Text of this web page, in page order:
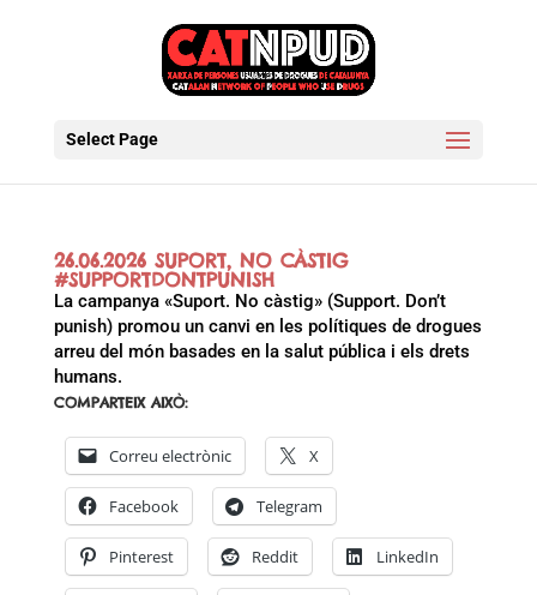
Select Page
26.06.2026 SUPORT, NO CÀSTIG
#SUPPORTDONTPUNISH
La campanya «Suport. No càstig» (Support. Don’t
punish) promou un canvi en les polítiques de drogues
arreu del món basades en la salut pública i els drets
humans.
COMPARTEIX AIXÒ:
Correu electrònic X
Facebook Telegram
Pinterest Reddit LinkedIn